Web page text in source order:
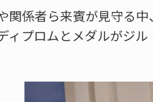
関係者ら来賓が見守る
ィプロムとメダルがジ